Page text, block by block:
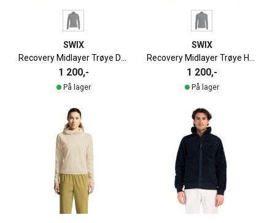
SWIX
Recovery Midlayer Trøye Dame
1 200,-
På lager
SWIX
Recovery Midlayer Trøye Herre
1 200,-
På lager